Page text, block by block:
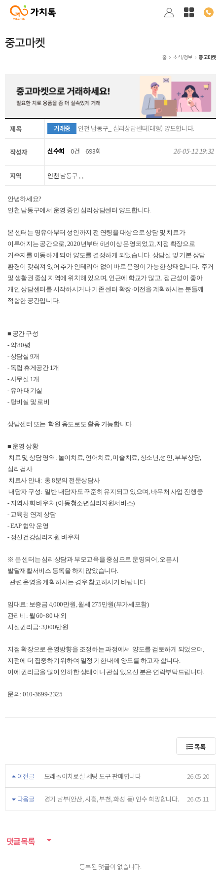
중고마켓
홈 소식/정보 중고마켓
제목 거래중 인천 남동구_ 심리상담센터(대형) 양도합니다.
작성자 신수희 0건 693회 26-05-12 19:32
지역 인천 남동구 , ,
안녕하세요?
인천 남동구에서 운영 중인 심리상담센터 양도합니다.
본 센터는 영유아부터 성인까지 전 연령을 대상으로 상담 및 치료가
이루어지는 공간으로, 2020년부터 6년이상 운영되었고, 지점 확장으로
거주지를 이동하게 되어 양도를 결정하게 되었습니다. 상담실 및 기본 상담
환경이 갖춰져 있어 추가 인테리어 없이 바로 운영이 가능한 상태입니다. 주거
및 생활권 중심 지역에 위치해 있으며, 인근에 학교가 많고, 접근성이 좋아
개인 상담센터를 시작하시거나 기존 센터 확장·이전을 계획하시는 분들께
적합한 공간입니다.
■ 공간 구성
- 약 80평
- 상담실 9개
- 독립 휴게공간 1개
- 사무실 1개
- 유아 대기실
- 탕비실 및 로비
상담센터 또는 학원 용도로도 활용 가능합니다.
■ 운영 상황
치료 및 상담 영역: 놀이치료, 언어치료, 미술치료, 청소년,성인, 부부상담,
심리검사
치료사 안내: 총 8분의 전문상담사
내담자 구성: 일반 내담자도 꾸준히 유지되고 있으며, 바우처 사업 진행중
- 지역사회 바우처 (아동청소년심리지원서비스)
- 교육청 연계 상담
- EAP 협약 운영
- 정신건강심리지원 바우처
※ 본 센터는 심리상담과 부모교육을 중심으로 운영되어, 오픈시
발달재활서비스 등록을 하지 않았습니다.
관련 운영을 계획하시는 경우 참고하시기 바랍니다.
임대료: 보증금 4,000만원, 월세 275만원(부가세포함)
관리비: 월 60~80 내외
시설권리금: 3,000만원
지점 확장으로 운영방향을 조정하는 과정에서 양도를 검토하게 되었으며,
지점에 더 집중하기 위하여 일정 기한 내에 양도를 하고자 합니다.
이에 권리금을 많이 인하한 상태이니 관심 있으신 분은 연락부탁드립니다.
문의: 010-3699-2325
목록
이전글 모래놀이치료실 세팅 도구 판매합니다 26.05.20
다음글 경기 남부(안산, 시흥, 부천, 화성 등) 인수 희망합니다. 26.05.11
댓글목록
등록된 댓글이 없습니다.